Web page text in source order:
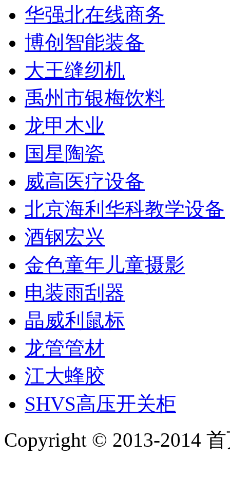
华强北在线商务
博创智能装备
大王缝纫机
禹州市银梅饮料
龙甲木业
国星陶瓷
威高医疗设备
北京海利华科教学设备
酒钢宏兴
金色童年儿童摄影
电装雨刮器
晶威利鼠标
龙管管材
江大蜂胶
SHVS高压开关柜
Copyright © 2013-2014